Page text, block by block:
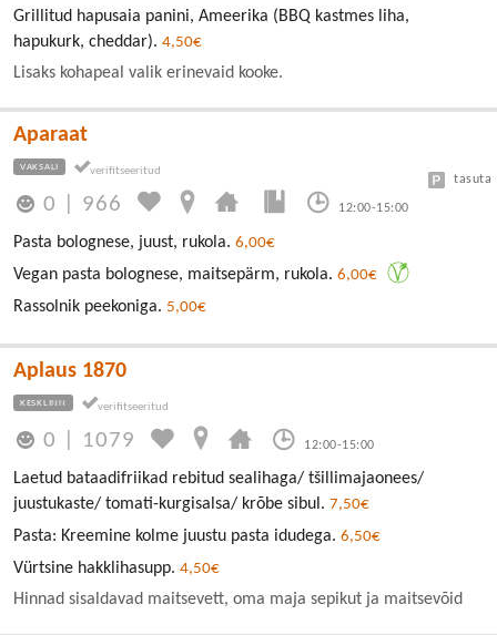
Grillitud hapusaia panini, Ameerika (BBQ kastmes liha,
hapukurk, cheddar). 4,50€
Lisaks kohapeal valik erinevaid kooke.
Aparaat
VAKSALI
0 966 12:00-15:00
tasuta
Pasta bolognese, juust, rukola. 6,00€
Vegan pasta bolognese, maitsepärm, rukola. 6,00€
Rassolnik peekoniga. 5,00€
Aplaus 1870
KESKLINN
0 1079 12:00-15:00
Laetud bataadifriikad rebitud sealihaga/ tšillimajaonees/
juustukaste/ tomati-kurgisalsa/ krõbe sibul. 7,50€
Pasta: Kreemine kolme juustu pasta idudega. 6,50€
Vürtsine hakklihasupp. 4,50€
Hinnad sisaldavad maitsevett, oma maja sepikut ja maitsevõid